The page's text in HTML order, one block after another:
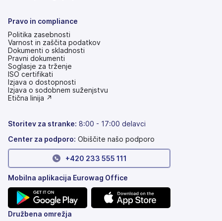
Pravo in compliance
Politika zasebnosti
Varnost in zaščita podatkov
Dokumenti o skladnosti
Pravni dokumenti
Soglasje za trženje
ISO certifikati
Izjava o dostopnosti
(odpre
se
zavihku)
Izjava o sodobnem suženjstvu
(odpre
novem
Etična linija ↗
Storitev za stranke: 8:00 - 17:00 delavci
Center za podporo: Obiščite našo podporo
+420 233 555 111
Mobilna aplikacija Eurowag Office
(odpre
Družbena omrežja